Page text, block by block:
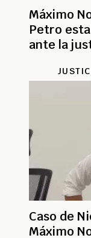
Máximo
Petro
ante la
Caso de
Máximo